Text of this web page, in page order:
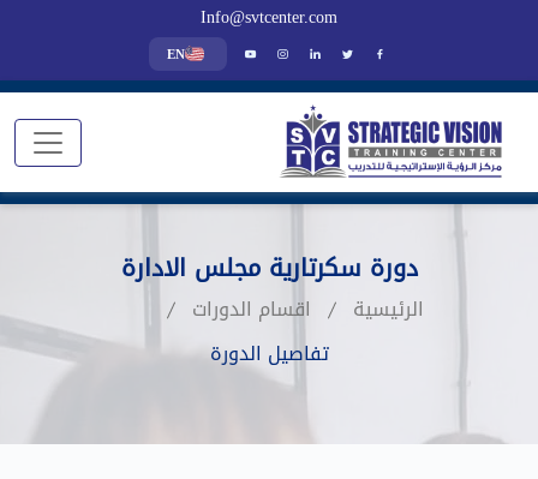
Info@svtcenter.com
EN
دورة سكرتارية مجلس الادارة
الرئيسية
اقسام الدورات
تفاصيل الدورة